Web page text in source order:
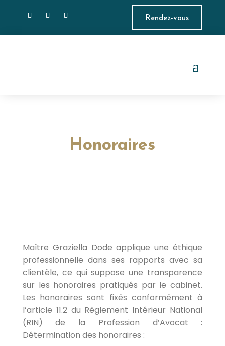
Rendez-vous
Honoraires
Maître Graziella Dode applique une éthique
professionnelle dans ses rapports avec sa
clientèle, ce qui suppose une transparence
sur les honoraires pratiqués par le cabinet.
Les honoraires sont fixés conformément à
l’article 11.2 du Règlement Intérieur National
(RIN) de la Profession d’Avocat :
Détermination des honoraires :